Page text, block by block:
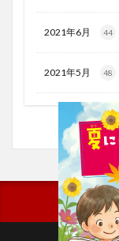
2021年6月 44
2021年5月 48